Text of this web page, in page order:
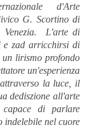
d'Arte
G. Scortino di
Venezia. L'arte di
e zad arricchirsi di
lirismo profondo
un'esperienza
la luce, il
dediszione all'arte
di parlare
indelebile nel cuore